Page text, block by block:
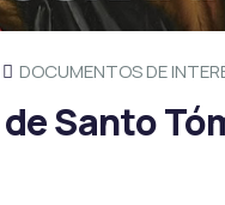
DOCUMENTOS DE
Santo